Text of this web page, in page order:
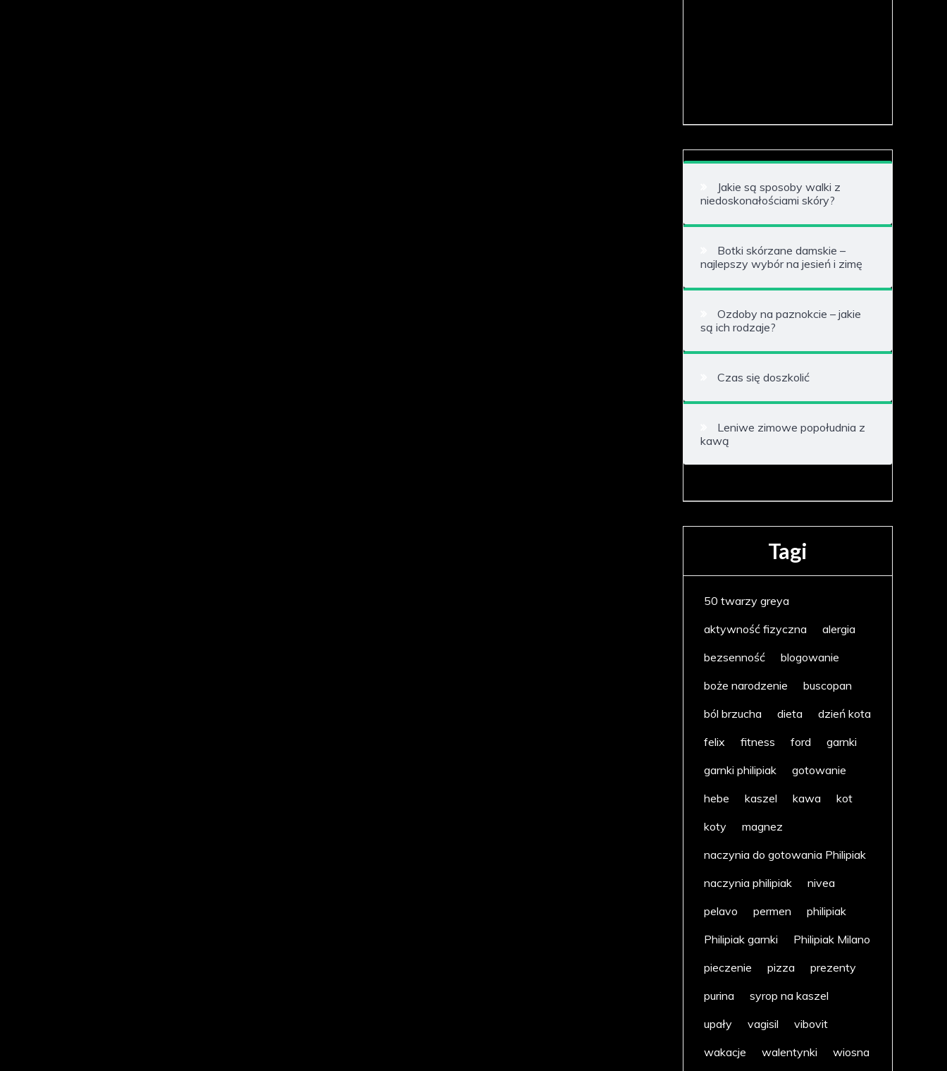
Jakie są sposoby walki z
niedoskonałościami skóry?
Botki skórzane damskie –
najlepszy wybór na jesień i zimę
Ozdoby na paznokcie – jakie
są ich rodzaje?
Czas się doszkolić
Leniwe zimowe popołudnia z
kawą
Tagi
50 twarzy greya
aktywność fizyczna
alergia
bezsenność
blogowanie
boże narodzenie
buscopan
ból brzucha
dieta
dzień kota
felix
fitness ford
garnki
garnki philipiak
gotowanie
hebe
kaszel kawa
kot
koty
magnez
naczynia do gotowania Philipiak
naczynia philipiak
nivea
pelavo
permen
philipiak
Philipiak garnki
Philipiak Milano
pieczenie
pizza
prezenty
purina
syrop na kaszel
upały
vagisil
vibovit
wakacje
walentynki wiosna